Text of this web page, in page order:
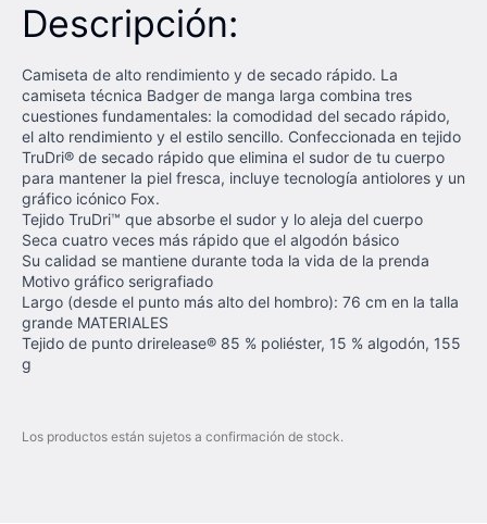
Descripción:
Camiseta de alto rendimiento y de secado rápido. La
camiseta técnica Badger de manga larga combina tres
cuestiones fundamentales: la comodidad del secado rápido,
el alto rendimiento y el estilo sencillo. Confeccionada en tejido
TruDri® de secado rápido que elimina el sudor de tu cuerpo
para mantener la piel fresca, incluye tecnología antiolores y un
gráfico icónico Fox.
Tejido TruDri™ que absorbe el sudor y lo aleja del cuerpo
Seca cuatro veces más rápido que el algodón básico
Su calidad se mantiene durante toda la vida de la prenda
Motivo gráfico serigrafiado
Largo (desde el punto más alto del hombro): 76 cm en la talla
grande MATERIALES
Tejido de punto drirelease® 85 % poliéster, 15 % algodón, 155
g
Los productos están sujetos a confirmación de stock.